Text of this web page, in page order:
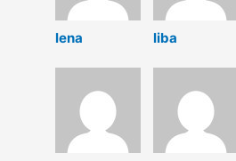
lena liba